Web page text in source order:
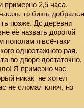
примерно 2,5 часа.
то бишь добрался
позже. До деревни
её назвать дорогой
пополам я всё-таки
одноэтажного рая.
во дворе достаточно,
Я примерно час
никак не хотел
не сломал ключ, но